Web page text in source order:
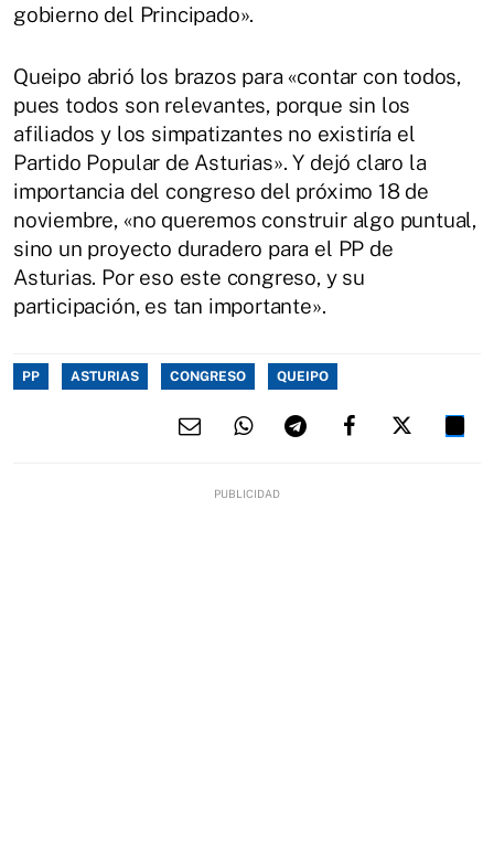
gobierno del Principado».
Queipo abrió los brazos para «contar con todos,
pues todos son relevantes, porque sin los
afiliados y los simpatizantes no existiría el
Partido Popular de Asturias». Y dejó claro la
importancia del congreso del próximo 18 de
noviembre, «no queremos construir algo puntual,
sino un proyecto duradero para el PP de
Asturias. Por eso este congreso, y su
participación, es tan importante».
PP ASTURIAS CONGRESO QUEIPO